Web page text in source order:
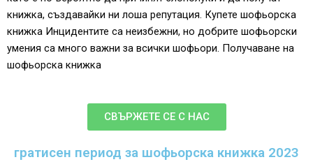
книжка, създавайки ни лоша репутация. Купете шофьорска
книжка Инцидентите са неизбежни, но добрите шофьорски
умения са много важни за всички шофьори. Получаване на
шофьорска книжка
СВЪРЖЕТЕ СЕ С НАС
гратисен период за шофьорска книжка 2023